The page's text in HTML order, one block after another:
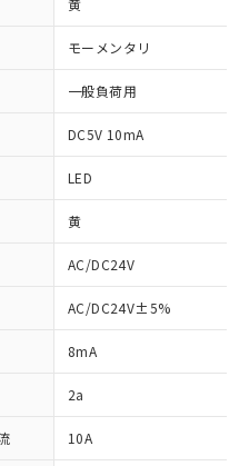
黄
モーメンタリ
一般負荷用
DC5V 10mA
LED
黄
AC/DC24V
AC/DC24V±5%
8mA
2a
10A
提供可能な商品で
（10物質）の非含
替える予定のある